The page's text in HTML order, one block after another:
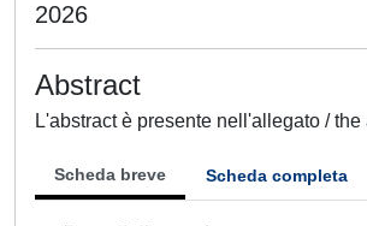
2026
Abstract
L'abstract è presente nell'allegato /
Scheda breve Scheda completa